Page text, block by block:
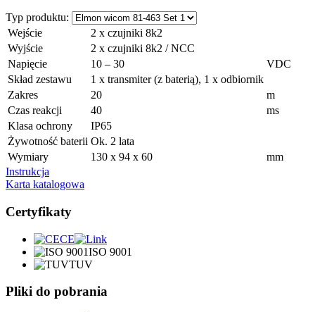
Typ produktu:
Wejście
2 x czujniki 8k2
Wyjście
2 x czujniki 8k2 / NCC
Napięcie
10 – 30
VDC
Skład zestawu
1 x transmiter (z baterią), 1 x odbiornik
Zakres
20
m
Czas reakcji
40
ms
Klasa ochrony
IP65
Żywotność baterii Ok. 2 lata
Wymiary
130 x 94 x 60
mm
Instrukcja
Karta katalogowa
Certyfikaty
CE
ISO 9001
TUV
Pliki do pobrania